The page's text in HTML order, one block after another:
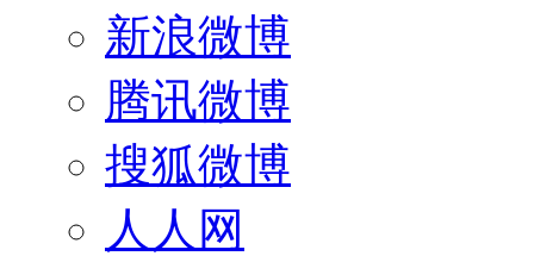
新浪微博
腾讯微博
搜狐微博
人人网